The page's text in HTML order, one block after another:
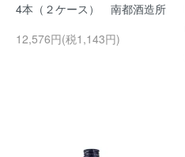
4本（２ケース） 南都酒造所
12,576円(税1,143円)